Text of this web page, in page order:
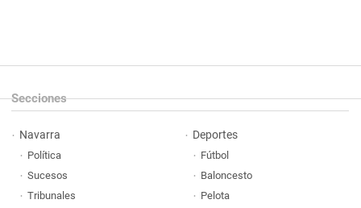
Secciones
Navarra
Política
Sucesos
Tribunales
Deportes
Fútbol
Baloncesto
Pelota